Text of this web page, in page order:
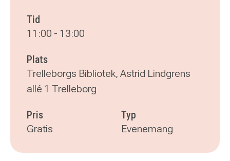
Tid
11:00 - 13:00
Plats
Trelleborgs Bibliotek, Astrid Lindgrens
allé 1 Trelleborg
Pris
Gratis
Typ
Evenemang